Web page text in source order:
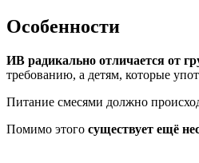
Особенности
ИВ радикально отличается от
требованию, а детям, которые
Питание смесями должно
Помимо этого существует ещё